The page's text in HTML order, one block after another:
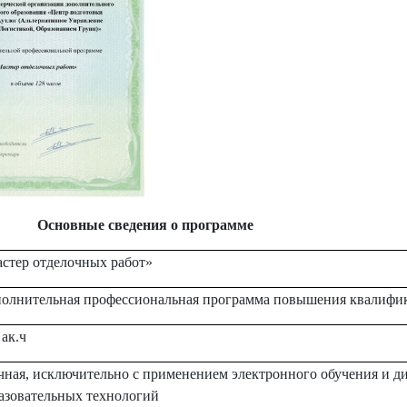
Основные сведения о программе
отделочных работ»
профессиональная программа повышения
исключительно с применением электронного обучения и
технологий